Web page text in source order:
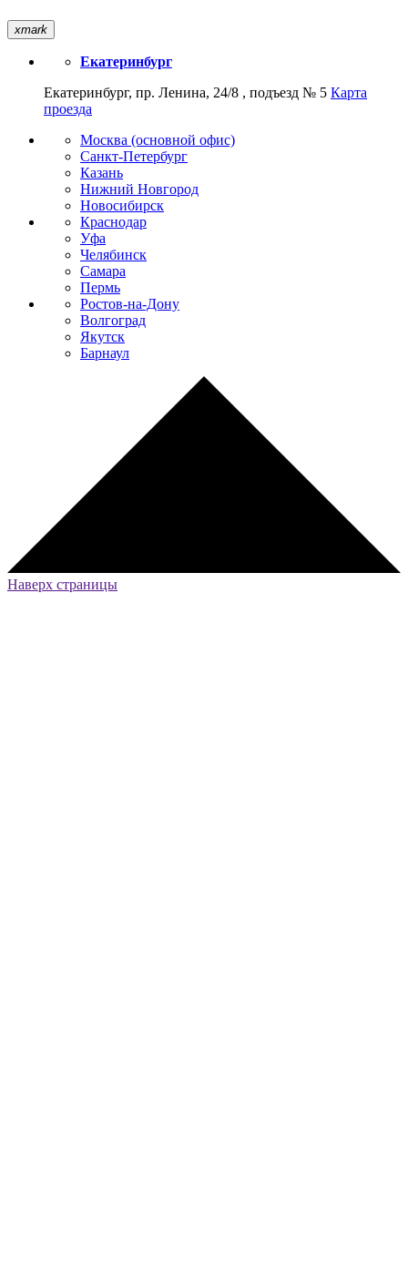
xmark
Екатеринбург
Екатеринбург, пр. Ленина, 24/8 , подъезд № 5 Карта
проезда
Москва (основной офис)
Санкт-Петербург
Казань
Нижний Новгород
Новосибирск
Краснодар
Уфа
Челябинск
Самара
Пермь
Ростов-на-Дону
Волгоград
Якутск
Барнаул
Наверх страницы